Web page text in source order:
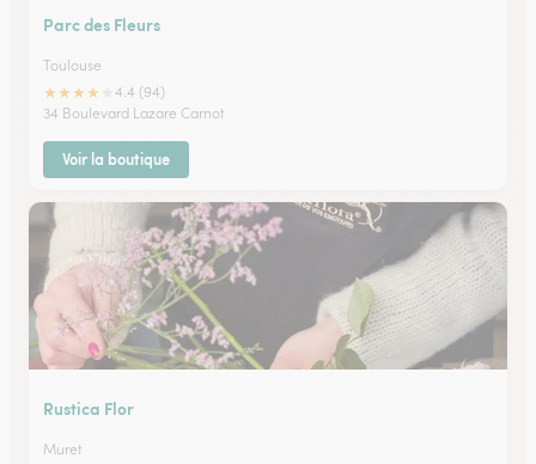
Parc des Fleurs
Toulouse
★★★★
4.4 (94)
34 Boulevard Lazare Carnot
Voir la boutique
Rustica Flor
Muret